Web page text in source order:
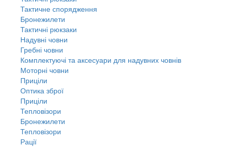
Тактичне спорядження
Бронежилети
Тактичні рюкзаки
Надувні човни
Гребні човни
Комплектуючі та аксесуари для надувних човнів
Моторні човни
Приціли
Оптика зброї
Приціли
Тепловізори
Бронежилети
Тепловізори
Рації